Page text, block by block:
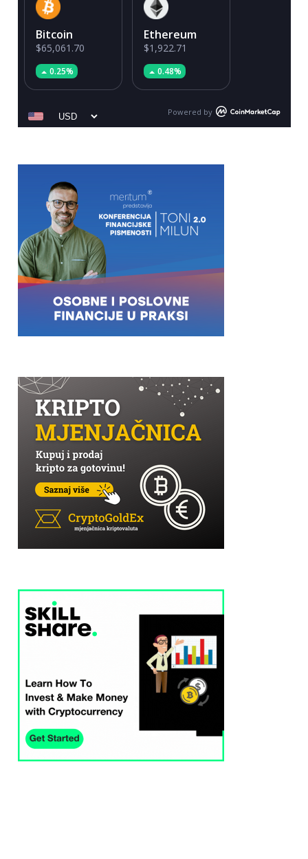
Bitcoin
$65,061.70
0.25%
Ethereum
$1,922.71
0.48%
Powered by